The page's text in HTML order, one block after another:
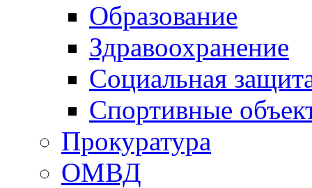
Образование
Здравоохранение
Социальная
Спортивные
Прокуратура
ОМВД